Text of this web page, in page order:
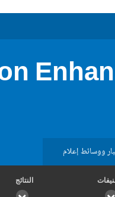
ووسائط إعلام
النتائج